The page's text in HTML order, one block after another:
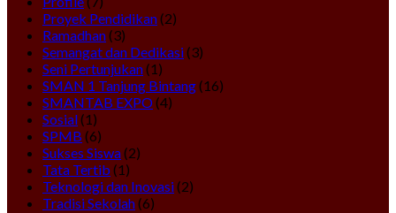
Proyek Pendidikan(2)
Ramadhan(3)
Semangat dan Dedikasi(3)
Seni Pertunjukan(1)
SMAN 1 Tanjung Bintang(16)
SMANTAB EXPO(4)
Sosial(1)
SPMB (6)
Sukses Siswa(2)
Tata Tertib (1)
Teknologi dan Inovasi(2)
Tradisi Sekolah(6)